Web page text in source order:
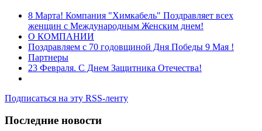
8 Марта! Компания "Химкабель" Поздравляет всех
женщин с Международным Женским днем!
О КОМПАНИИ
Поздравляем с 70 годовщиной Дня Победы 9 Мая !
Партнеры
23 Февраля. С Днем Защитника Отечества!
Подписаться на эту RSS-ленту
Последние новости